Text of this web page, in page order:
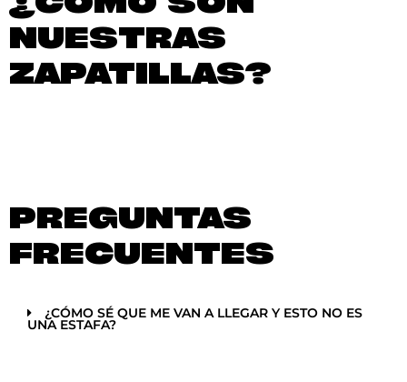
NUESTRAS
ZAPATILLAS?
PREGUNTAS
FRECUENTES
¿CÓMO SÉ QUE ME VAN A LLEGAR Y ESTO NO ES
UNA ESTAFA?